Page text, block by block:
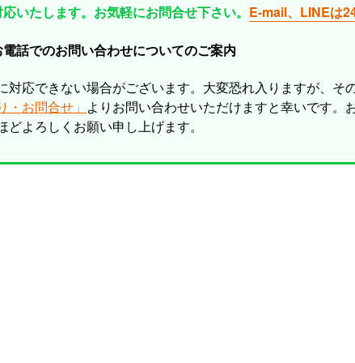
いたします。お気軽にお問合せ下さい。 E-mail、LINEは
電話でのお問い合わせについてのご案内
対応できない場合がございます。大変恐れ入りますが、そ
・お問合せ」 よりお問い合わせいただけますと幸いです。
よろしくお願い申し上げます。